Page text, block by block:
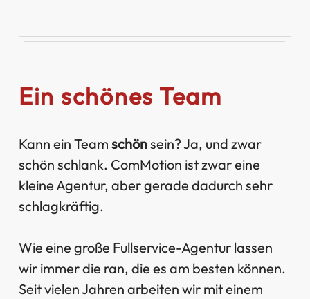
Ein schönes Team
Kann ein Team schönsein? Ja, und zwar
schön schlank. ComMotion ist zwar eine
kleine Agentur, aber gerade dadurch sehr
schlagkräftig.
Wie eine große Fullservice-Agentur lassen
wir immer die ran, die es am besten können.
Seit vielen Jahren arbeiten wir mit einem